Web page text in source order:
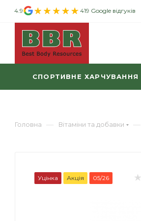
4.9 419 Google відгуків
СПОРТИВНЕ ХАРЧУВАННЯ
Головна — Вітаміни та добавки —
Уцінка Акція 05/26